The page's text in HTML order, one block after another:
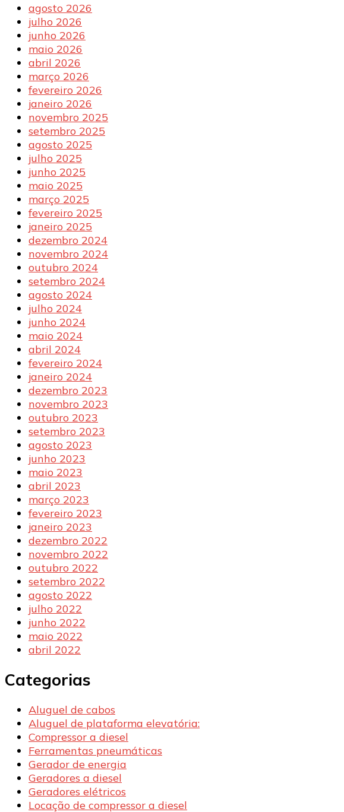
agosto 2026
julho 2026
junho 2026
maio 2026
abril 2026
março 2026
fevereiro 2026
janeiro 2026
novembro 2025
setembro 2025
agosto 2025
julho 2025
junho 2025
maio 2025
março 2025
fevereiro 2025
janeiro 2025
dezembro 2024
novembro 2024
outubro 2024
setembro 2024
agosto 2024
julho 2024
junho 2024
maio 2024
abril 2024
fevereiro 2024
janeiro 2024
dezembro 2023
novembro 2023
outubro 2023
setembro 2023
agosto 2023
junho 2023
maio 2023
abril 2023
março 2023
fevereiro 2023
janeiro 2023
dezembro 2022
novembro 2022
outubro 2022
setembro 2022
agosto 2022
julho 2022
junho 2022
maio 2022
abril 2022
Categorias
Aluguel de cabos
Aluguel de plataforma elevatória:
Compressor a diesel
Ferramentas pneumáticas
Gerador de energia
Geradores a diesel
Geradores elétricos
Locação de compressor a diesel